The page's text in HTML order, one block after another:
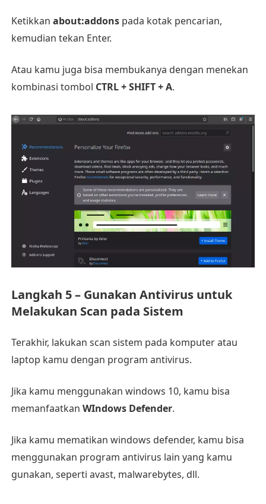
Ketikkan about:addonspada kotak pencarian,
kemudian tekan Enter.
Atau kamu juga bisa membukanya dengan menekan
kombinasi tombol CTRL + SHIFT + A.
Langkah 5 – Gunakan Antivirus untuk
Melakukan Scan pada Sistem
Terakhir, lakukan scan sistem pada komputer atau
laptop kamu dengan program antivirus.
Jika kamu menggunakan windows 10, kamu bisa
memanfaatkan WIndows Defender.
Jika kamu mematikan windows defender, kamu bisa
menggunakan program antivirus lain yang kamu
gunakan, seperti avast, malwarebytes, dll.